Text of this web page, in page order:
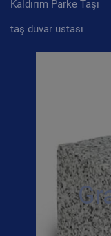
Kaldırım Parke Taşı
taş duvar ustası